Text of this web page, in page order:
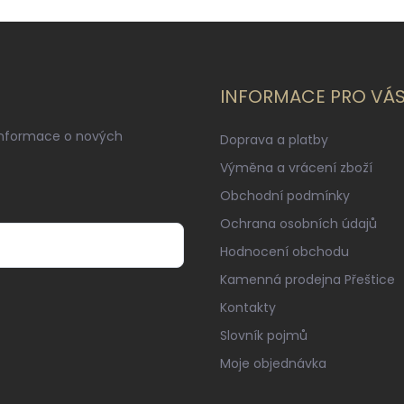
o nových
INFORMACE PRO
Doprava a platby
Výměna a vrácení zboží
Obchodní podmínky
Ochrana osobních údajů
Hodnocení obchodu
Kamenná prodejna Přeštice
Kontakty
Slovník pojmů
Moje objednávka